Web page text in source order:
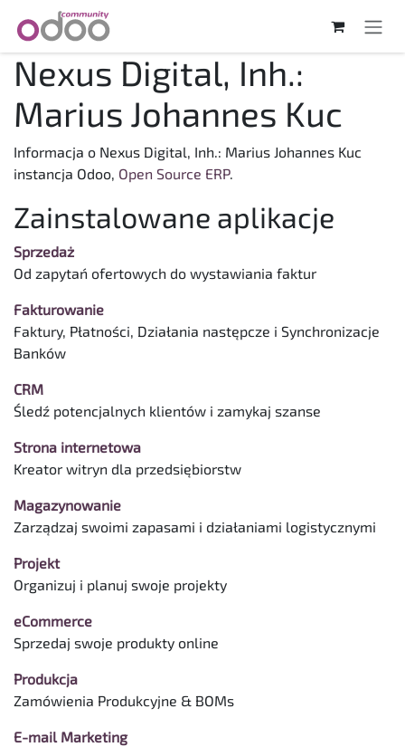
Skip to Content
Nexus Digital, Inh.:
Marius Johannes Kuc
Informacja o Nexus Digital, Inh.: Marius Johannes Kuc
instancja Odoo, Open Source ERP.
Zainstalowane aplikacje
Sprzedaż
Od zapytań ofertowych do wystawiania faktur
Fakturowanie
Faktury, Płatności, Działania następcze i Synchronizacje
Banków
CRM
Śledź potencjalnych klientów i zamykaj szanse
Strona internetowa
Kreator witryn dla przedsiębiorstw
Magazynowanie
Zarządzaj swoimi zapasami i działaniami logistycznymi
Projekt
Organizuj i planuj swoje projekty
eCommerce
Sprzedaj swoje produkty online
Produkcja
Zamówienia Produkcyjne & BOMs
E-mail Marketing